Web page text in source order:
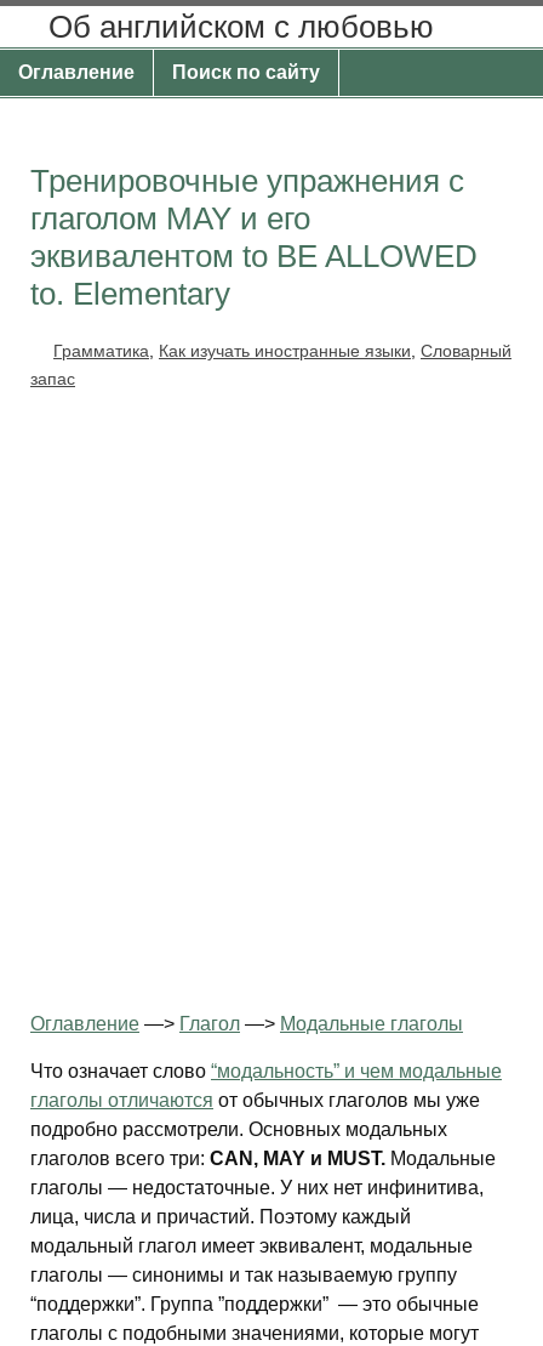
Об английском с любовью
Оглавление Поиск по сайту
Тренировочные упражнения с
глаголом MAY и его
эквивалентом to BE ALLOWED
to. Elementary
Грамматика Как изучать иностранные языки Словарный
запас
Оглавление —> Глагол —> Модальные глаголы
Что означает слово “модальность” и чем модальные
глаголы отличаются от обычных глаголов мы уже
подробно рассмотрели. Основных модальных
глаголов всего три: CAN, MAY и MUST. Модальные
глаголы — недостаточные. У них нет инфинитива,
лица, числа и причастий. Поэтому каждый
модальный глагол имеет эквивалент, модальные
глаголы — синонимы и так называемую группу
“поддержки”. Группа ”поддержки” — это обычные
глаголы с подобными значениями, которые могут